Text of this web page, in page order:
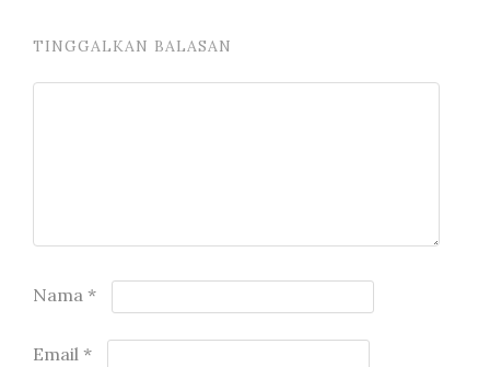
TINGGALKAN BALASAN
Nama *
Email *